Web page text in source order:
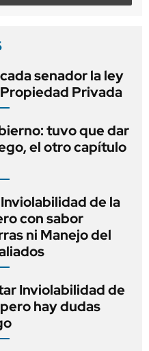
senador la ley
Privada
tuvo que dar
el otro capítulo
de la
con sabor
ni Manejo del
Inviolabilidad de
hay dudas